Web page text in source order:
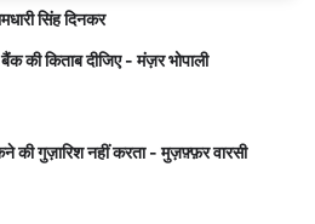
सिंह दिनकर
की किताब दीजिए - मंज़र भोपाली
की गुज़ारिश नहीं करता - मुज़फ़्फ़र वारसी